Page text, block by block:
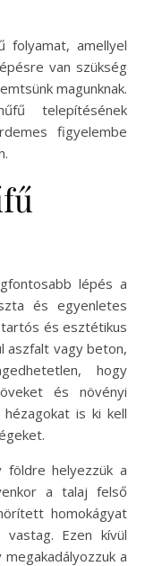
folyamat, amellyel
van szükség
magunknak.
telepítésének
figyelembe
lépés a
és egyenletes
és esztétikus
aszfalt vagy beton,
hogy
és növényi
is ki kell
földre helyezzük a
a talaj felső
homokágyat
Ezen kívül
a